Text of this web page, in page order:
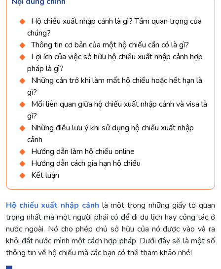
Hộ chiếu xuất nhập cảnh là gì? Tầm quan trọng của
chúng?
Thông tin cơ bản của một hộ chiếu cần có là gì?
Lợi ích của việc sở hữu hộ chiếu xuất nhập cảnh hợp
pháp là gì?
Những cản trở khi làm mất hộ chiếu hoặc hết hạn là
gì?
Mối liên quan giữa hộ chiếu xuất nhập cảnh và visa là
gì?
Những điều lưu ý khi sử dụng hộ chiếu xuất nhập
cảnh
Hướng dẫn làm hộ chiếu online
Hướng dẫn cách gia hạn hộ chiếu
Kết luận
Hộ chiếu xuất nhập cảnh là một trong những giấy tờ quan
trọng nhất mà một người phải có để đi du lịch hay công tác ở
nước ngoài. Nó cho phép chủ sở hữu của nó được vào và ra
khỏi đất nước mình một cách hợp pháp. Dưới đây sẽ là một số
thông tin về hộ chiếu mà các bạn có thể tham khảo nhé!